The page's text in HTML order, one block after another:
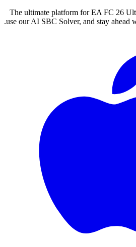
The ultimate platform for EA FC 26
use our AI SBC Solver, and stay ahead